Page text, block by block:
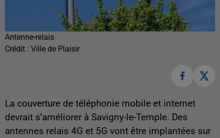
Antenne-relais
Crédit : Ville de Plaisir
La couverture de téléphonie mobile et internet
devrait s’améliorer à Savigny-le-Temple. Des
antennes relais 4G et 5G vont être implantées sur